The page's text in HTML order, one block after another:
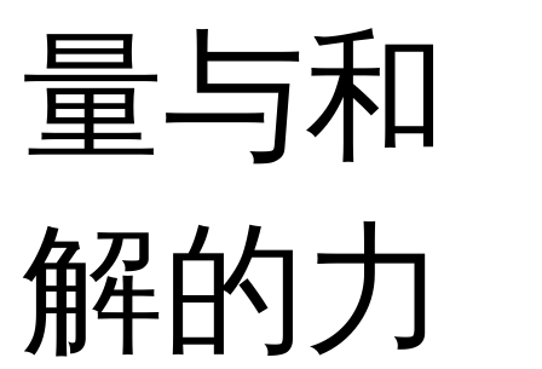
量与和
解的力